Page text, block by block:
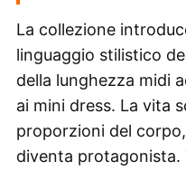
La collezione
linguaggio stilistico
della lunghezza midi
ai mini dress. La vita
proporzioni del
diventa protagonista.